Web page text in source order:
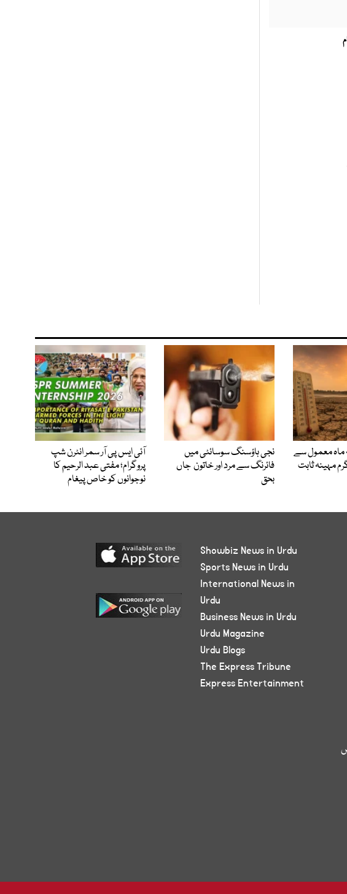
گرام
معمول سے
مہینہ ثابت
نجی ہاؤسنگ سوسائٹی میں
فائرنگ سے مرد اور خاتون جاں
بحق
آئی ایس پی آر سمر انٹرن شپ
پروگرام؛ مفتی عبد الرحیم کا
نوجوانوں کو خاص پیغام
Showbiz News in Urdu
Sports News in Urdu
International News in
Urdu
Business News in Urdu
Urdu Magazine
Urdu Blogs
The Express Tribune
Express Entertainment